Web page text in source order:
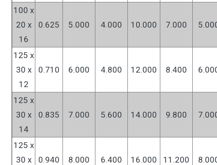
100 x
20 x
16
0.625 5.000 4.000 10.000 7.000
125 x
30 x
12
0.710 6.000 4.800 12.000 8.400
125 x
30 x
14
0.835 7.000 5.600 14.000 9.800
125 x
30 x
0.940 8.000 6.400 16.000 11.200